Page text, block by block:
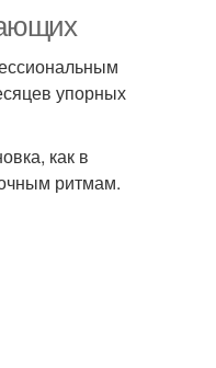
упорных
как в
ритмам.